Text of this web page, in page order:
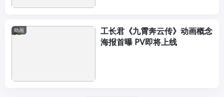
动画
工长君《九霄奔云传》动画概念
海报首曝 PV即将上线